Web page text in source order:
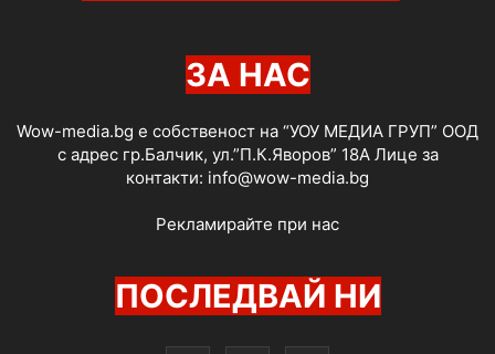
ЗА НАС
Wow-media.bg е собственост на “УОУ МЕДИА ГРУП” ООД
с адрес гр.Балчик, ул.”П.К.Яворов” 18А Лице за
контакти: info@wow-media.bg
Рекламирайте при нас
ПОСЛЕДВАЙ НИ